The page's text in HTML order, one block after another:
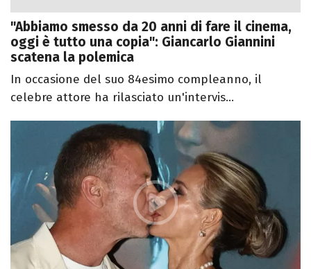
"Abbiamo smesso da 20 anni di fare il cinema,
oggi è tutto una copia": Giancarlo Giannini
scatena la polemica
In occasione del suo 84esimo compleanno, il
celebre attore ha rilasciato un'intervis...